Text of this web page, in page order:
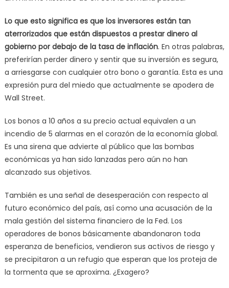
Lo que esto significa es que los inversores están tan
aterrorizados que están dispuestos a prestar dinero al
gobierno por debajo de la tasa de inflación. En otras palabras,
preferirían perder dinero y sentir que su inversión es segura,
a arriesgarse con cualquier otro bono o garantía. Esta es una
expresión pura del miedo que actualmente se apodera de
Wall Street.
Los bonos a 10 años a su precio actual equivalen a un
incendio de 5 alarmas en el corazón de la economía global.
Es una sirena que advierte al público que las bombas
económicas ya han sido lanzadas pero aún no han
alcanzado sus objetivos.
También es una señal de desesperación con respecto al
futuro económico del país, así como una acusación de la
mala gestión del sistema financiero de la Fed. Los
operadores de bonos básicamente abandonaron toda
esperanza de beneficios, vendieron sus activos de riesgo y
se precipitaron a un refugio que esperan que los proteja de
la tormenta que se aproxima. ¿Exagero?